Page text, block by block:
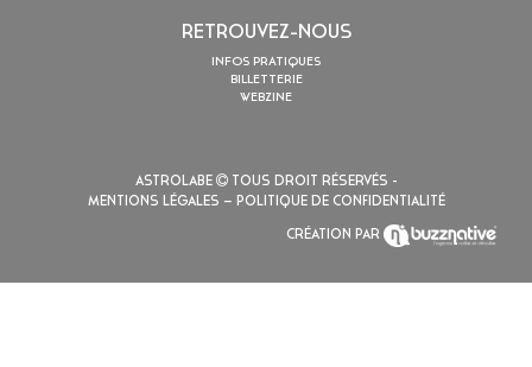
RETROUVEZ-NOUS
INFOS PRATIQUES
BILLETTERIE
WEBZINE
ASTROLABE
TOUS DROIT RÉSERVÉS -
MENTIONS LÉGALES – POLITIQUE DE CONFIDENTIALITÉ
CRÉATION PAR